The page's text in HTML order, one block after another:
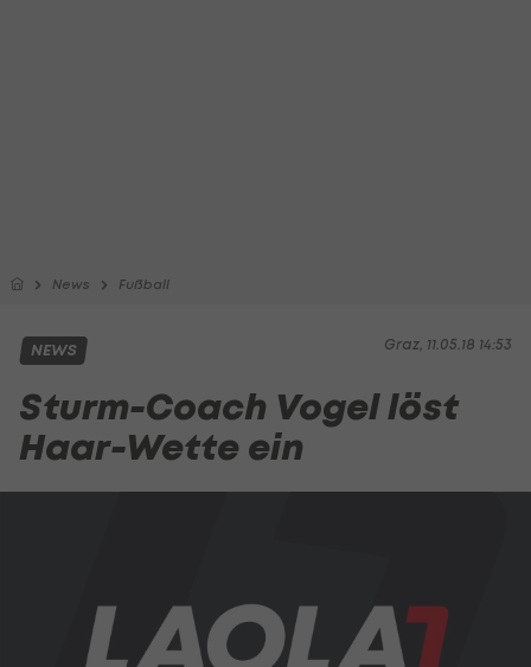
News Fußball
Graz, 11.05.18 14:53
NEWS
Sturm-Coach Vogel löst
Haar-Wette ein